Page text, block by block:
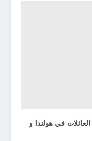
في هولندا و